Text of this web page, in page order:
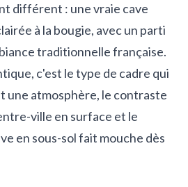
différent : une vraie cave
à la bougie, avec un parti
traditionnelle française.
c'est le type de cadre qui
une atmosphère, le contraste
ville en surface et le
en sous-sol fait mouche dès